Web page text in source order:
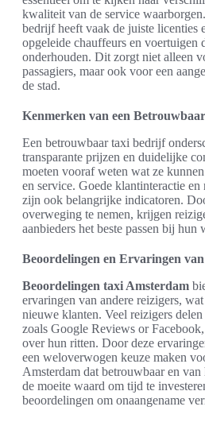
kwaliteit van de service
bedrijf heeft vaak de juiste licenties
opgeleide chauffeurs en voertuigen
onderhouden. Dit zorgt niet alleen
passagiers, maar ook voor een
de stad.
Kenmerken van een
Een betrouwbaar taxi bedrijf
transparante prijzen en duidelijke
moeten vooraf weten wat ze
en service. Goede klantinteractie
zijn ook belangrijke indicatoren.
overweging te nemen, krijgen
aanbieders het beste passen bij hun
Beoordelingen en Ervaringen
Beoordelingen taxi Amsterdam
ervaringen van andere reizigers,
nieuwe klanten. Veel reizigers
zoals Google Reviews or
over hun ritten. Door deze
een weloverwogen keuze maken
Amsterdam dat betrouwbaar en
de moeite waard om tijd te
beoordelingen om onaangename